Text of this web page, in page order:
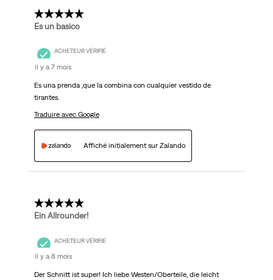
5 étoile(s) sur 5.
Es un basico
ACHETEUR VÉRIFIÉ
il y a 7 mois
Es una prenda ,que la combina con cualquier vestido de
tirantes.
Traduire avec Google
Affiché initialement sur Zalando
5 étoile(s) sur 5.
Ein Allrounder!
ACHETEUR VÉRIFIÉ
il y a 8 mois
Der Schnitt ist super! Ich liebe Westen/Oberteile, die leicht